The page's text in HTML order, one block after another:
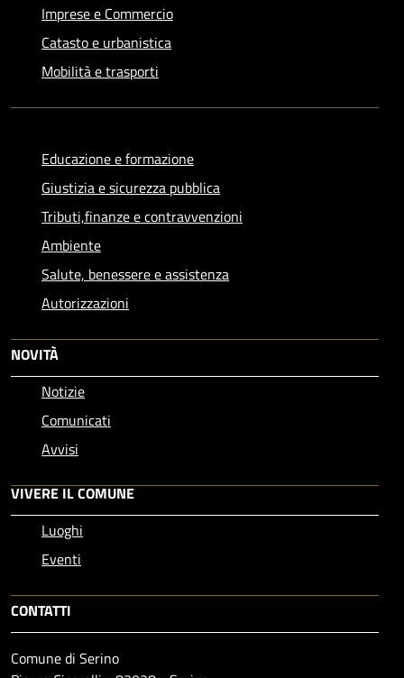
Imprese e Commercio
Catasto e urbanistica
Mobilità e trasporti
Educazione e formazione
Giustizia e sicurezza pubblica
Tributi,finanze e contravvenzioni
Ambiente
Salute, benessere e assistenza
Autorizzazioni
NOVITÀ
Notizie
Comunicati
Avvisi
VIVERE IL COMUNE
Luoghi
Eventi
CONTATTI
Comune di Serino